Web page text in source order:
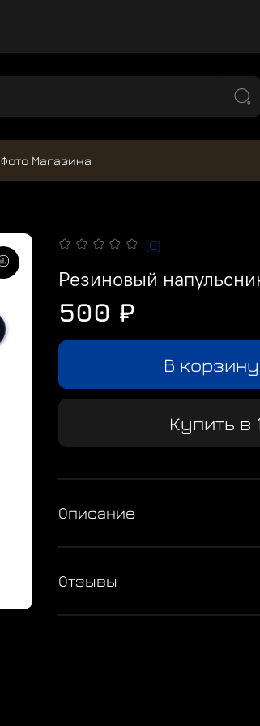
Фото Магазина
(0)
Резиновый
500 ₽
В корзину
Купить в
Описание
Отзывы